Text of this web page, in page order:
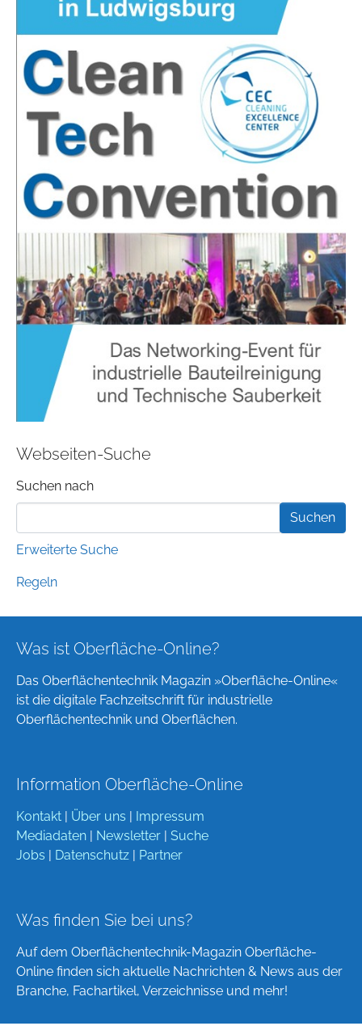
Webseiten-Suche
Suchformular
Suchen nach
Erweiterte Suche
Regeln
Was ist Oberfläche-Online?
Das Oberflächentechnik Magazin »Oberfläche-Online«
ist die digitale Fachzeitschrift für industrielle
Oberflächentechnik und Oberflächen.
Information Oberfläche-Online
Kontakt | Über uns | Impressum
Mediadaten | Newsletter | Suche
Jobs | Datenschutz | Partner
Was finden Sie bei uns?
Auf dem Oberflächentechnik-Magazin Oberfläche-
Online finden sich aktuelle Nachrichten & News aus der
Branche, Fachartikel, Verzeichnisse und mehr!